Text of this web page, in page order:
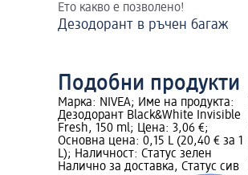
Ето какво е позволено!
Дезодорант в ръчен багаж
Подобни продукти
Марка: NIVEA; Име на продукта:
Дезодорант Black&White Invisible
Fresh, 150 ml; Цена: 3,06 €;
Основна цена: 0,15 L (20,40 € за 1
L); Наличност: Статус зелен
Налично за доставка, Статус сив